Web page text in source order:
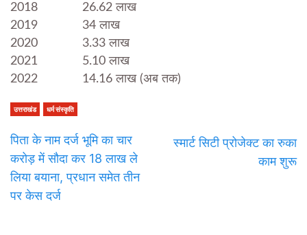
2018 26.62 लाख
2019 34 लाख
2020 3.33 लाख
2021 5.10 लाख
2022 14.16 लाख (अब तक)
उत्तराखंड धर्म संस्कृति
पिता के नाम दर्ज भूमि का चार
करोड़ में सौदा कर 18 लाख ले
लिया बयाना, प्रधान समेत तीन
पर केस दर्ज
स्मार्ट सिटी प्रोजेक्ट का रुका
काम शुरू